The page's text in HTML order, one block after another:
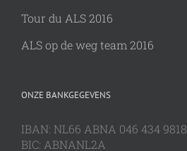
Tour du ALS 2016
ALS op de weg team 2016
ONZE BANKGEGEVENS
IBAN: NL66 ABNA 046 434 9818
BIC: ABNANL2A